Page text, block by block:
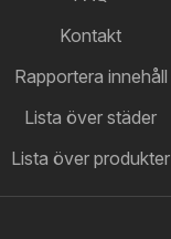
Kontakt
Rapportera innehåll
Lista över städer
Lista över produkter